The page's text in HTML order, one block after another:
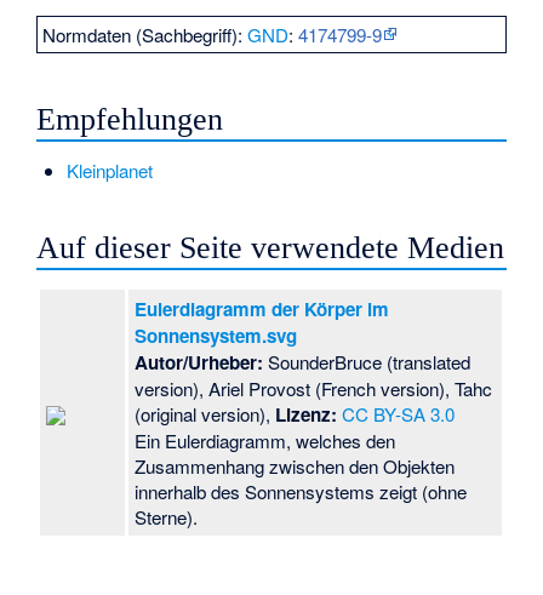
Normdaten (Sachbegriff):GND:4174799-9
Empfehlungen
Kleinplanet
Auf dieser Seite verwendete Medien
Eulerdiagramm der Körper im
Sonnensystem.svg
Autor/Urheber: SounderBruce (translated
version), Ariel Provost (French version), Tahc
(original version), Lizenz: CC BY-SA 3.0
Ein Eulerdiagramm, welches den
Zusammenhang zwischen den Objekten
innerhalb des Sonnensystems zeigt (ohne
Sterne).